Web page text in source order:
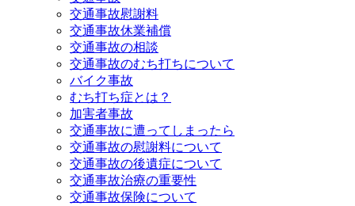
交通事故慰謝料
交通事故休業補償
交通事故の相談
交通事故のむち打ちについて
バイク事故
むち打ち症とは？
加害者事故
交通事故に遭ってしまったら
交通事故の慰謝料について
交通事故の後遺症について
交通事故治療の重要性
交通事故保険について